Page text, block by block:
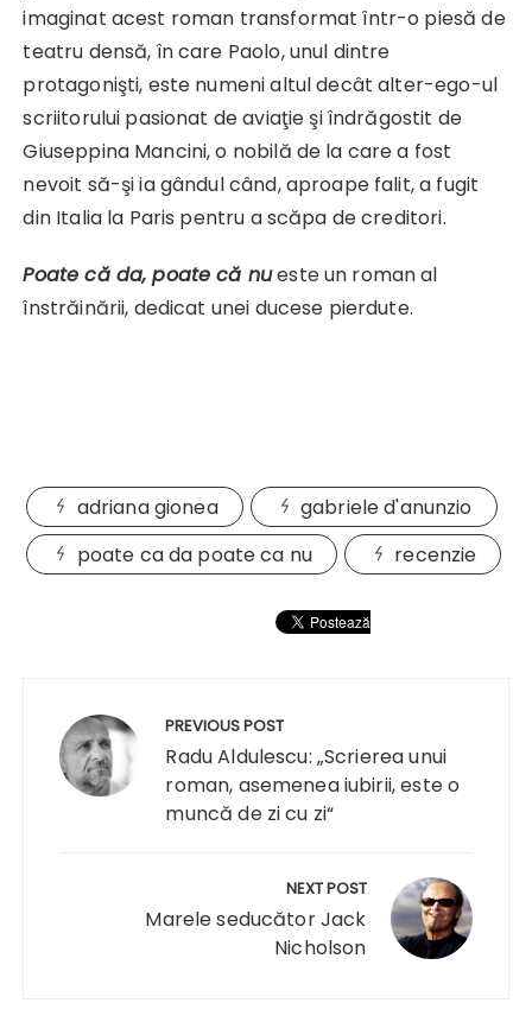
imaginat acest roman transformat într-o piesă de
teatru densă, în care Paolo, unul dintre
protagonişti, este numeni altul decât alter-ego-ul
scriitorului pasionat de aviaţie şi îndrăgostit de
Giuseppina Mancini, o nobilă de la care a fost
nevoit să-şi ia gândul când, aproape falit, a fugit
din Italia la Paris pentru a scăpa de creditori.
Poate că da, poate că nueste un roman al
înstrăinării, dedicat unei ducese pierdute.
adriana gionea
gabriele d'anunzio
poate ca da poate ca nu
recenzie
articole
PREVIOUS POST
Radu Aldulescu: „Scrierea unui
roman, asemenea iubirii, este o
muncă de zi cu zi“
NEXT POST
Marele seducător Jack
Nicholson